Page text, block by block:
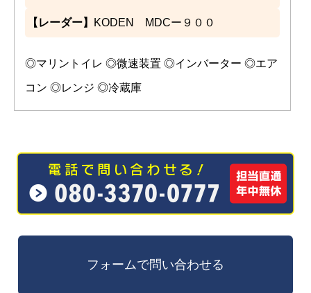
【レーダー】 KODEN MDCー９００
◎マリントイレ ◎微速装置 ◎インバーター ◎エア
コン ◎レンジ ◎冷蔵庫